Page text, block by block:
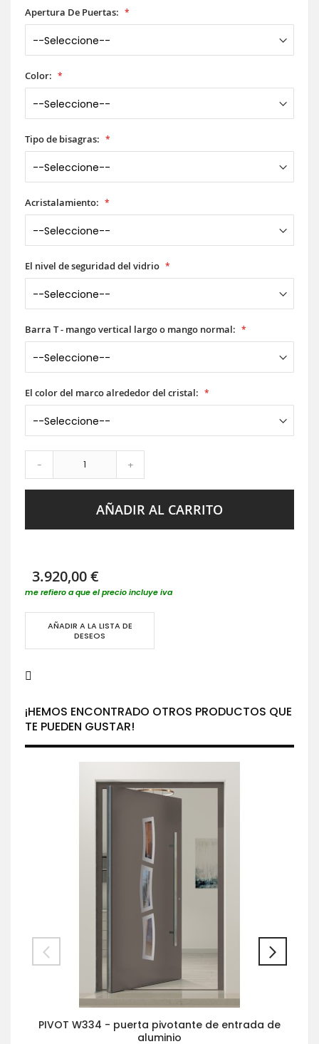
Apertura De Puertas:
Color:
Tipo de bisagras:
Acristalamiento:
El nivel de seguridad del vidrio
Barra T - mango vertical largo o mango normal:
El color del marco alrededor del cristal:
- +
AÑADIR AL CARRITO
3.920,00 €
me refiero a que el precio incluye iva
AÑADIR A LA LISTA DE
DESEOS
¡HEMOS ENCONTRADO OTROS PRODUCTOS QUE
TE PUEDEN GUSTAR!
PIVOT W334 - puerta pivotante de entrada de
aluminio